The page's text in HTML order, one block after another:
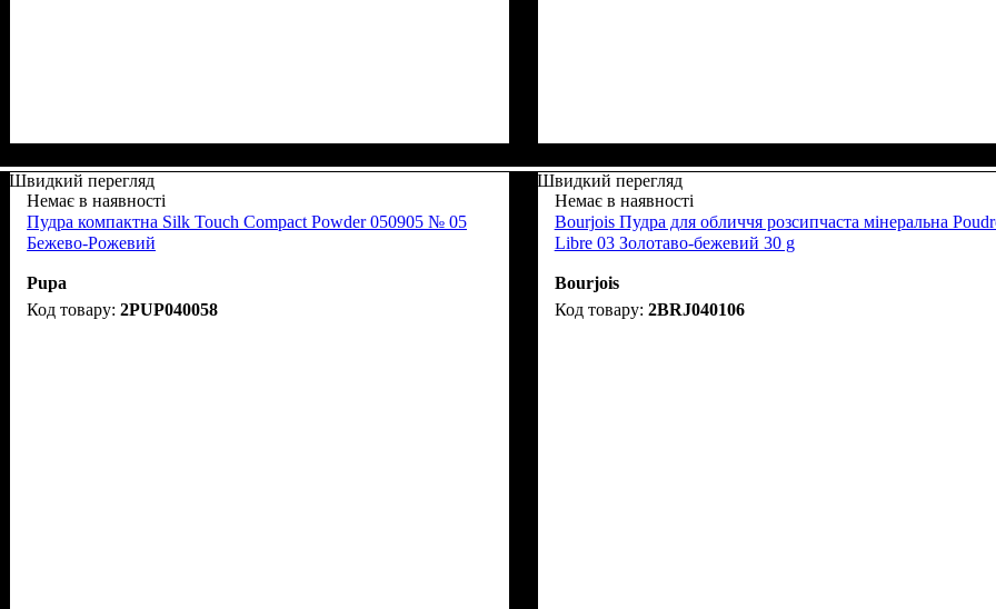
Швидкий перегляд
Немає в наявності
Пудра компактна Silk Touch Compact Powder 050905 № 05
Бежево-Рожевий
Pupa
2PUP040058
Швидкий перегляд
Немає в наявності
Bourjois Пудра для обличчя розсипчаста мінеральна
Libre 03 Золотаво-бежевий 30 g
Bourjois
2BRJ040106